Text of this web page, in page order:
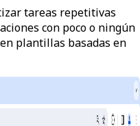
tareas repetitivas
con poco o ningún
plantillas basadas en